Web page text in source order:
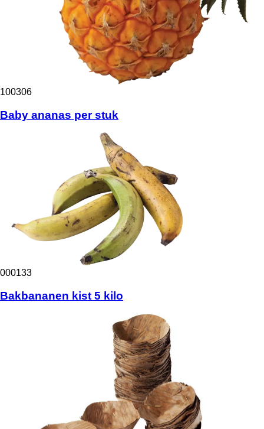
100306
Baby ananas per stuk
000133
Bakbananen kist 5 kilo